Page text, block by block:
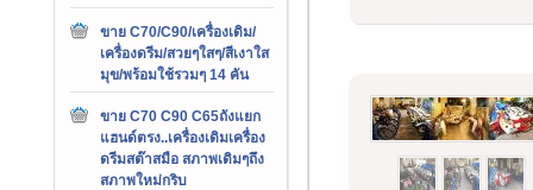
ขาย C70/C90/เครื่องเดิม/
เครื่องดรีม/สวยๆใสๆ/สีเงาใส
มุข/พร้อมใช้รวมๆ 14 คัน
ขาย C70 C90 C65ถังแยก
แฮนด์ตรง..เครื่องเดิมเครื่อง
ดรีมสต๊าสมือ สภาพเดิมๆถึง
สภาพใหม่กริบ